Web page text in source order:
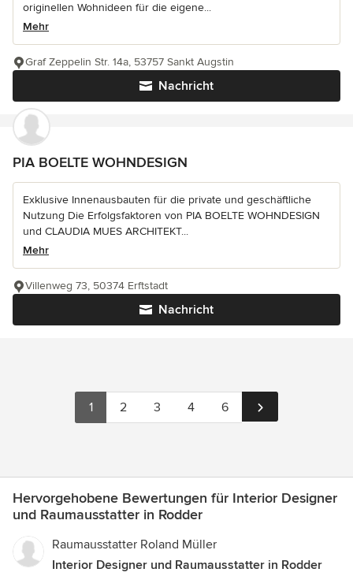
originellen Wohnideen für die eigene...
Mehr
Nachricht
Graf Zeppelin Str. 14a, 53757 Sankt Augstin
PIA BOELTE WOHNDESIGN
Exklusive Innenausbauten für die private und geschäftliche
Nutzung Die Erfolgsfaktoren von PIA BOELTE WOHNDESIGN
und CLAUDIA MUES ARCHITEKT...
Mehr
Nachricht
Villenweg 73, 50374 Erftstadt
1 2 3 4 6
Hervorgehobene Bewertungen für Interior Designer
und Raumausstatter in Rodder
Raumausstatter Roland Müller
Interior Designer und Raumausstatter in Rodder